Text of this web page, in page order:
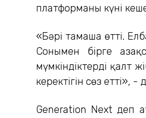
платформаны күні
«Бәрі тамаша өтті.
Сонымен бірге
мүмкіндіктерді қалт
керектігін сөз
Generation Next деп